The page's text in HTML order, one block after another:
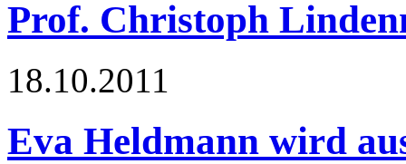
Prof. Christoph
18.10.2011
Eva Heldmann wird